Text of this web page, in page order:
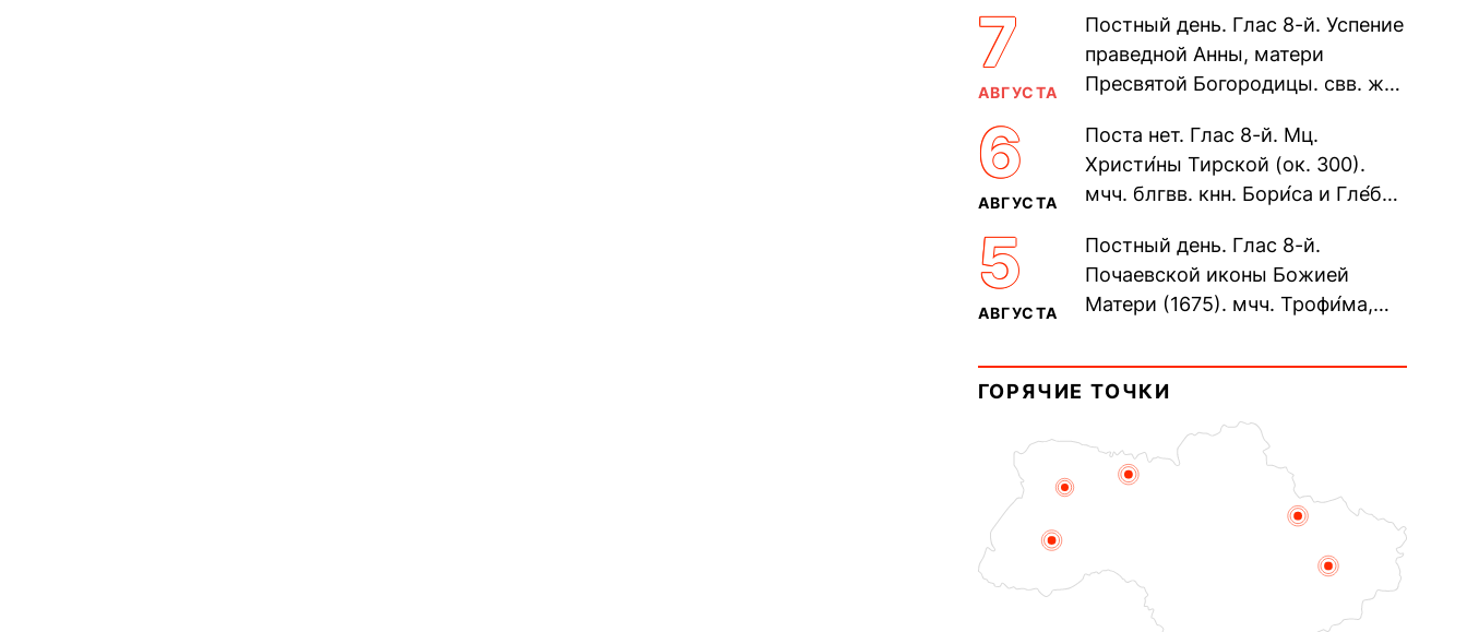
7
АВГУСТА
Постный день. Глас 8-й. Успение
праведной Анны, матери
Пресвятой Богородицы. свв. жен
прп. Евпракси́и девы,...
6
АВГУСТА
Поста нет. Глас 8-й. Мц.
Христи́ны Тирской (ок. 300).
мчч. блгвв. кнн. Бори́са и Гле́ба,
Дави́да (1015). Прп....
5
АВГУСТА
Постный день. Глас 8-й.
Почаевской иконы Божией
Матери (1675). мчч. Трофи́ма,
мучеников (284–305). прав.
воина Фео́дора...
ГОРЯЧИЕ ТОЧКИ